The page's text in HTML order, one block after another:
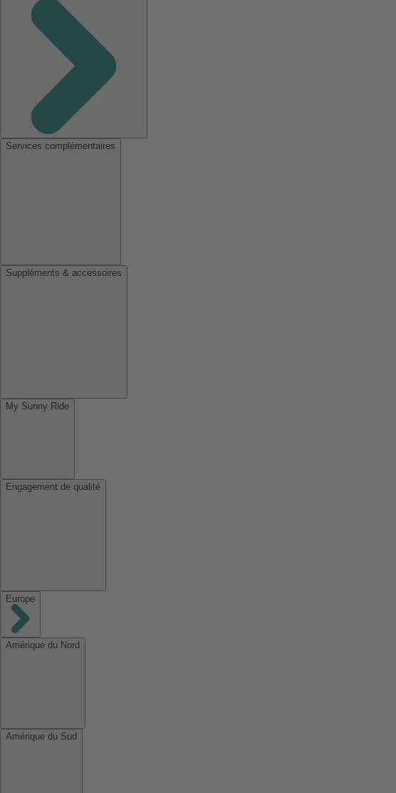
Services complémentaires
Suppléments & accessoires
My Sunny Ride
Engagement de qualité
Europe
Amérique du Nord
Amérique du Sud